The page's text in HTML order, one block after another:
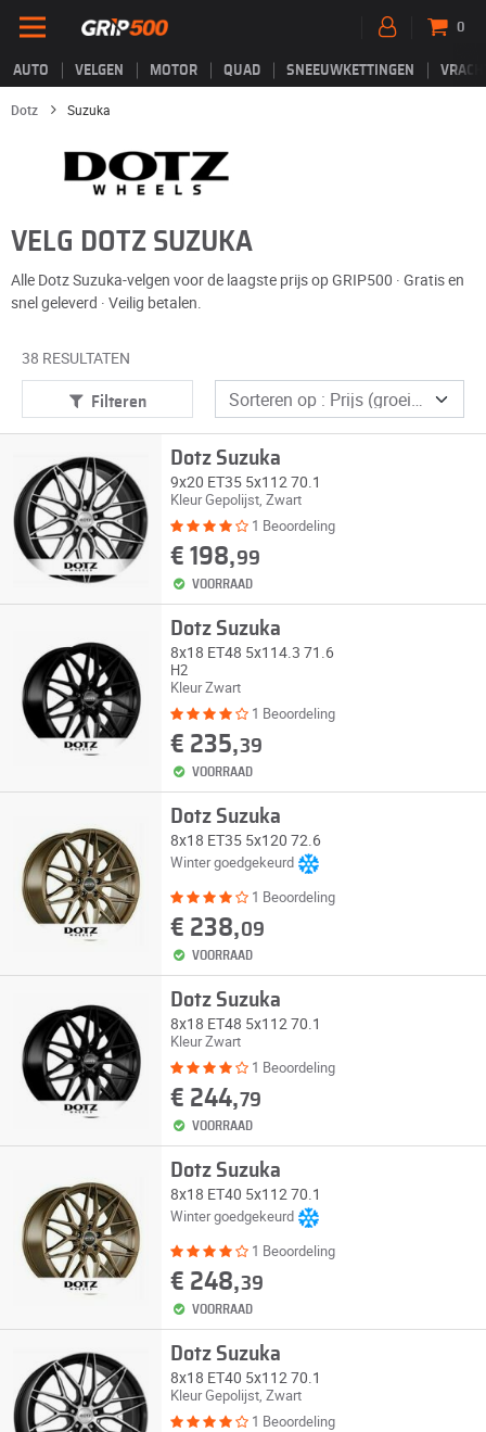
AUTO VELGEN MOTOR QUAD SNEEUWKETTINGEN
0
Dotz Suzuka
VELG DOTZ SUZUKA
Alle Dotz Suzuka-velgen voor de laagste prijs op GRIP500 · Gratis en
snel geleverd · Veilig betalen.
38 RESULTATEN
Filteren
Dotz Suzuka
9x20 ET35 5x112 70.1
Kleur Gepolijst, Zwart
1 Beoordeling
€ 198,99
VOORRAAD
Dotz Suzuka
8x18 ET48 5x114.3 71.6
H2
Kleur Zwart
1 Beoordeling
€ 235,39
VOORRAAD
Dotz Suzuka
8x18 ET35 5x120 72.6
Winter goedgekeurd
1 Beoordeling
€ 238,09
VOORRAAD
Dotz Suzuka
8x18 ET48 5x112 70.1
Kleur Zwart
1 Beoordeling
€ 244,79
VOORRAAD
Dotz Suzuka
8x18 ET40 5x112 70.1
Winter goedgekeurd
1 Beoordeling
€ 248,39
VOORRAAD
Dotz Suzuka
8x18 ET40 5x112 70.1
Kleur Gepolijst, Zwart
1 Beoordeling